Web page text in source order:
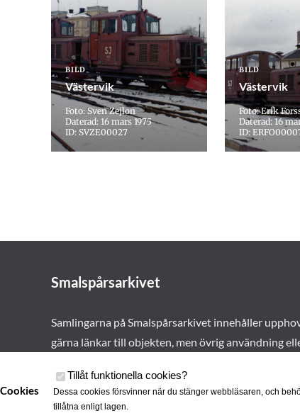
BILD
Västervik
Foto: Sven Zejlon
Daterad: 16 mars 1975
ID: SVZE00027
BILD
Västervik
Foto: Erik
Daterad: 16
ID:
Smalspårsarkivet
Samlingarna på Smalspårsarkivet innehåller
gärna länkar till objekten, men övrig användning
Cookies
Tillåt funktionella cookies?
Dessa cookies försvinner när du stänger webbläsaren, och
tillåtna enligt lagen.